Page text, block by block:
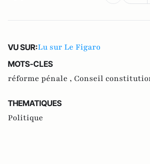
VU SUR:Lu sur Le Figaro
MOTS-CLES
réforme pénale , Conseil
THEMATIQUES
Politique